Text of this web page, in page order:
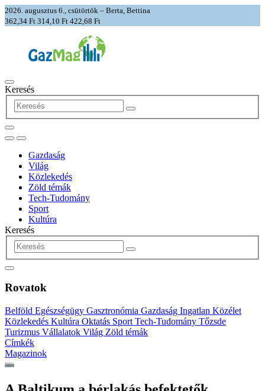
2026. augusztus 6., csütörtök – Berta, Bettina
362,34 Ft 314,10 Ft 422,68 Ft
Keresés
Gazdaság
Világ
Közlekedés
Zöld témák
Tech-Tudomány
Sport
Kultúra
Keresés
Rovatok
Belföld Egészségügy Gasztronómia Gazdaság Ingatlan Közélet
Közlekedés Kultúra Oktatás Sport Tech-Tudomány Tőzsde
Turizmus Vállalatok Világ Zöld témák
Címkék
Magazinok